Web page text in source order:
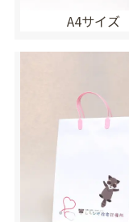
A4サイズ